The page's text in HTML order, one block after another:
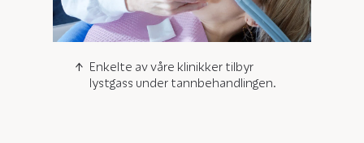
Enkelte av våre klinikker tilbyr
lystgass under tannbehandlingen.